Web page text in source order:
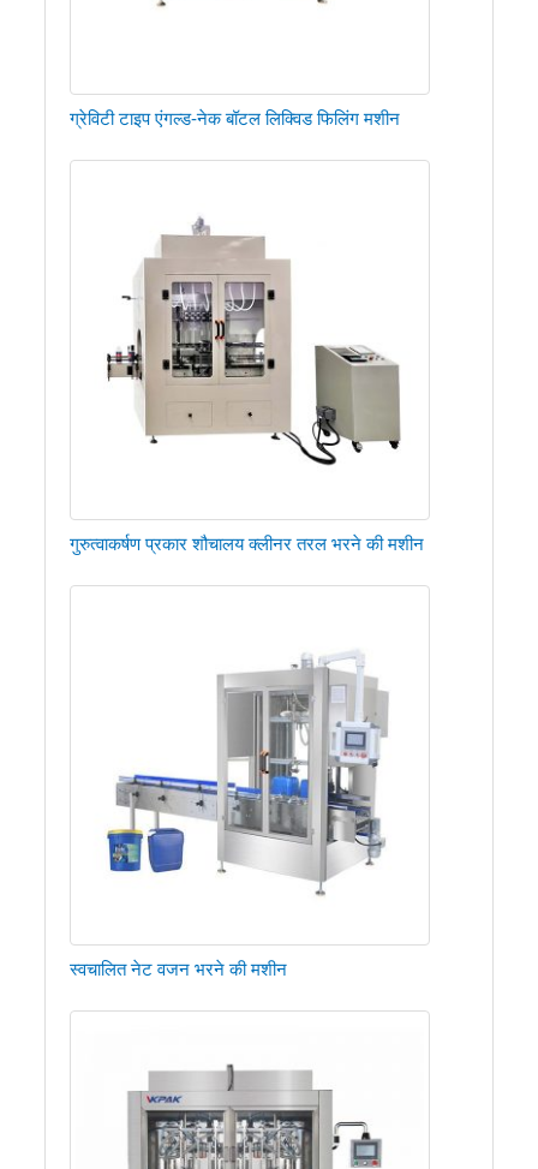
ग्रेविटी टाइप एंगल्ड-नेक बॉटल लिक्विड फिलिंग मशीन
गुरुत्वाकर्षण प्रकार शौचालय क्लीनर तरल भरने की मशीन
स्वचालित नेट वजन भरने की मशीन